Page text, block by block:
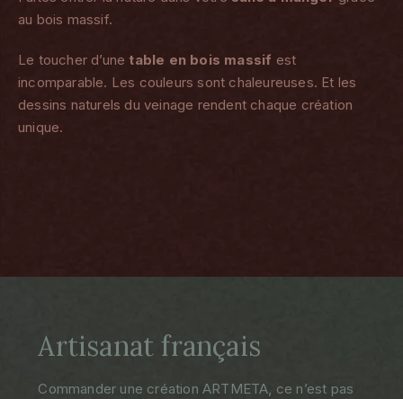
au bois massif.
Le toucher d’une table en bois massif est
incomparable. Les couleurs sont chaleureuses. Et les
dessins naturels du veinage rendent chaque création
unique.
Artisanat français
Commander une création ARTMETA, ce n’est pas